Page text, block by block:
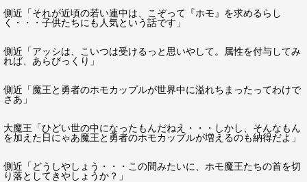
側近「それが近頃の若い連中は、こぞって『ホモ』を求めるらし
く・・・子供たちにも人気という話です」
側近「アッシは、こいつは受けるっと思いやして。属性を付与してみ
れば、あらびっくり」
側近「魔王と勇者のホモカップルが世界中に溢れちまったってわけで
さあ」
大魔王「ひどい世の中になったもんだねえ・・・しかし、そんなもん
を加えた日にゃあ魔王と勇者のホモカップルが増えるのも納得だよ」
側近「どうしやしょう・・・この間みたいに、ホモ魔王たちの首を切
り落としてきやしょうか？」